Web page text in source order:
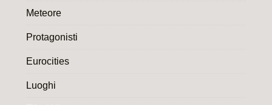
Meteore
Protagonisti
Eurocities
Luoghi